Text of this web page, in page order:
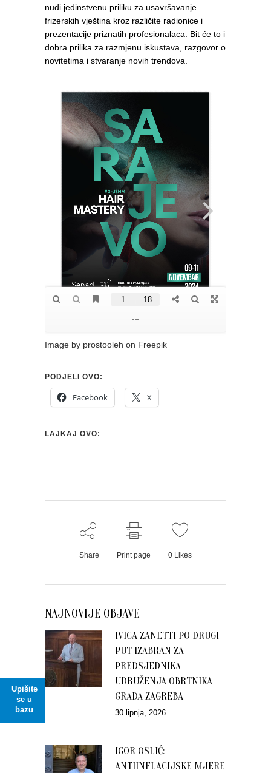
Upišite
se u
bazu
nudi jedinstvenu priliku za usavršavanje
frizerskih vještina kroz različite radionice i
prezentacije priznatih profesionalaca. Bit će to i
dobra prilika za razmjenu iskustava, razgovor o
novitetima i stvaranje novih trendova.
Image by prostooleh on Freepik
PODJELI OVO:
Facebook X
LAJKAJ OVO:
Share Print page 0 Likes
NAJNOVIJE OBJAVE
IVICA ZANETTI PO DRUGI
PUT IZABRAN ZA
PREDSJEDNIKA
UDRUŽENJA OBRTNIKA
GRADA ZAGREBA
30 lipnja, 2026
IGOR OSLIĆ:
ANTIINFLACIJSKE MJERE